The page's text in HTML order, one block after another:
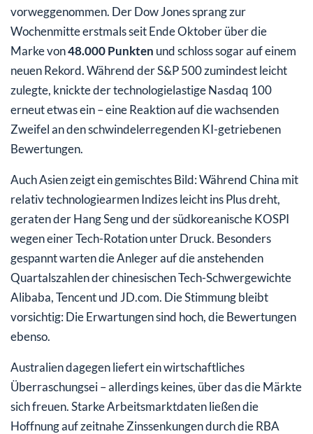
vorweggenommen. Der Dow Jones sprang zur
Wochenmitte erstmals seit Ende Oktober über die
Marke von48.000 Punkten und schloss sogar auf einem
neuen Rekord. Während der S&P 500 zumindest leicht
zulegte, knickte der technologielastige Nasdaq 100
erneut etwas ein – eine Reaktion auf die wachsenden
Zweifel an den schwindelerregenden KI-getriebenen
Bewertungen.
Auch Asien zeigt ein gemischtes Bild: Während China mit
relativ technologiearmen Indizes leicht ins Plus dreht,
geraten der Hang Seng und der südkoreanische KOSPI
wegen einer Tech-Rotation unter Druck. Besonders
gespannt warten die Anleger auf die anstehenden
Quartalszahlen der chinesischen Tech-Schwergewichte
Alibaba, Tencent und JD.com. Die Stimmung bleibt
vorsichtig: Die Erwartungen sind hoch, die Bewertungen
ebenso.
Australien dagegen liefert ein wirtschaftliches
Überraschungsei – allerdings keines, über das die Märkte
sich freuen. Starke Arbeitsmarktdaten ließen die
Hoffnung auf zeitnahe Zinssenkungen durch die RBA